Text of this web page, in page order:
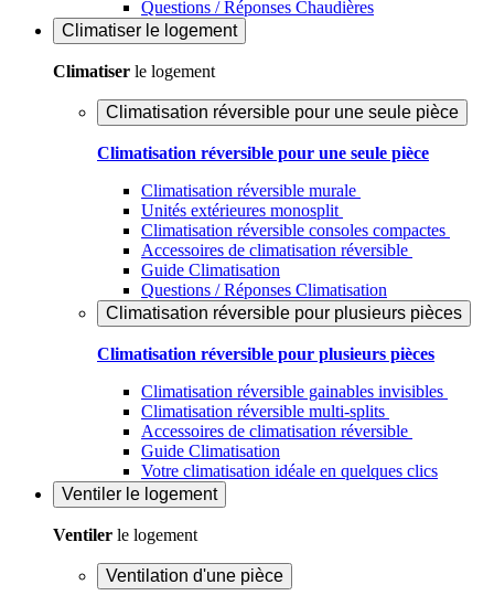
Questions / Réponses Chaudières
Climatiser le logement
Climatiser le logement
Climatisation réversible pour une seule pièce
Climatisation réversible pour une seule pièce
Climatisation réversible murale
Unités extérieures monosplit
Climatisation réversible consoles compactes
Accessoires de climatisation réversible
Guide Climatisation
Questions / Réponses Climatisation
Climatisation réversible pour plusieurs pièces
Climatisation réversible pour plusieurs pièces
Climatisation réversible gainables invisibles
Climatisation réversible multi-splits
Accessoires de climatisation réversible
Guide Climatisation
Votre climatisation idéale en quelques clics
Ventiler le logement
Ventiler le logement
Ventilation d'une pièce